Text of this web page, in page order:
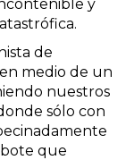
y
de
medio de un
nuestros
sólo con
que